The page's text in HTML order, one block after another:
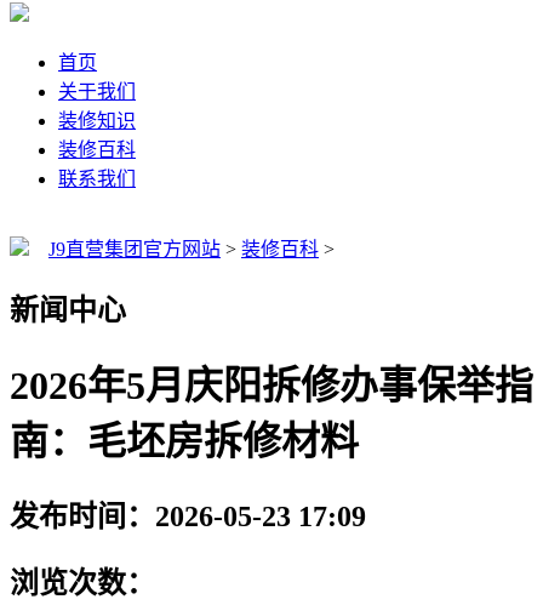
首页
关于我们
装修知识
装修百科
联系我们
J9直营集团官方网站 > 装修百科 >
新闻中心
2026年5月庆阳拆修办事保举指
南：毛坯房拆修材料
发布时间：2026-05-23 17:09
浏览次数：